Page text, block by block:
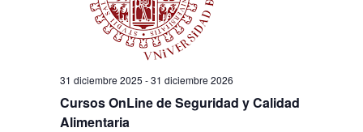
31 diciembre 2025 -31 diciembre 2026
Cursos OnLine de Seguridad y Calidad
Alimentaria